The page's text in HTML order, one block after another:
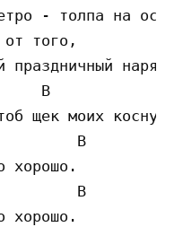
- толпа на
того,
праздничный
B
щек моих
B
хорошо.
B
хорошо.